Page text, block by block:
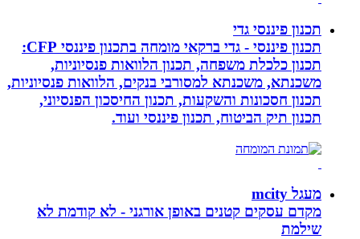
תכנון פיננסי גדי
תכנון פיננסי - גדי ברקאי מומחה בתכנון פיננסי CFP:
תכנון כלכלת משפחה, תכנון הלוואות פנסיוניות,
משכנתא, משכנתא למסורבי בנקים, הלוואות פנסיוניות,
תכנון חסכונות והשקעות, תכנון החיסכון הפנסיוני,
תכנון תיק הביטוח, תכנון פיננסי ועוד.
מעגל mcity
מקדם עסקים קטנים באופן אורגני - לא קודמת לא
שילמת